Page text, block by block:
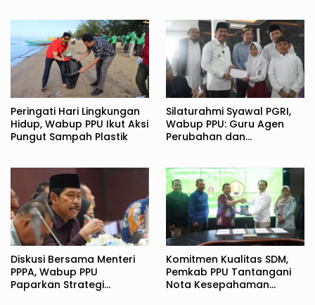
Peringati Hari Lingkungan
Hidup, Wabup PPU Ikut Aksi
Pungut Sampah Plastik
Silaturahmi Syawal PGRI,
Wabup PPU: Guru Agen
Perubahan dan
Diskusi Bersama Menteri
PPPA, Wabup PPU
Paparkan Strategi
Komitmen Kualitas SDM,
Pemkab PPU Tantangani
Nota Kesepahaman